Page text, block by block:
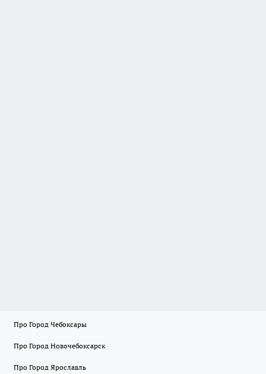
Про Город Чебоксары
Про Город Новочебоксарск
Про Город Ярославль